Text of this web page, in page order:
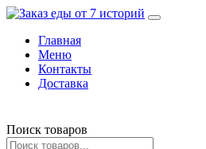
Перейти
содержанию
Главная
Меню
Контакты
Доставка
Поиск товаров